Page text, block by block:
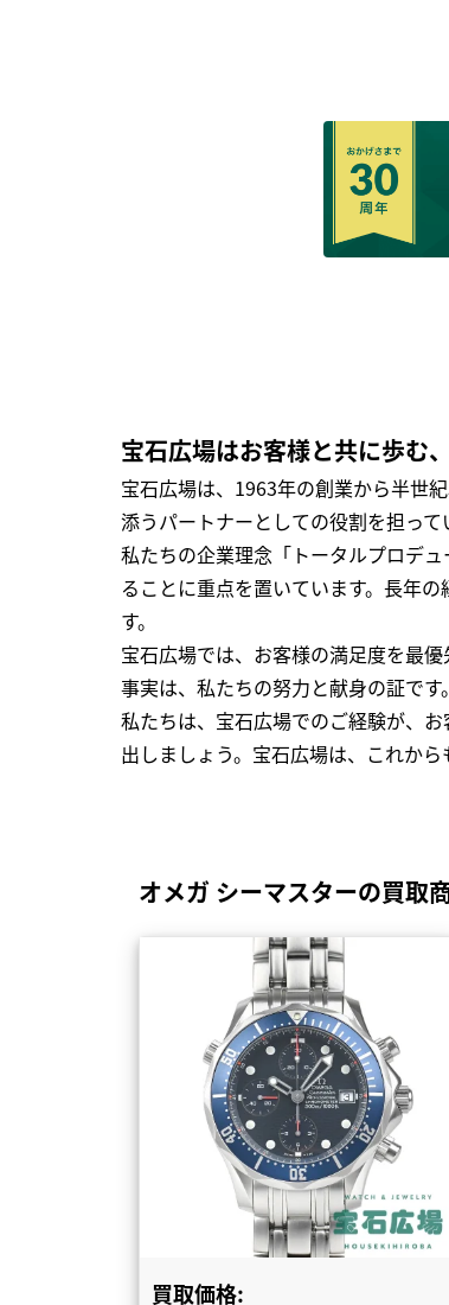
宝石広場はお客様と共に歩む
宝石広場は、1963年の創業から半世
添うパートナーとしての役割を担って
私たちの企業理念「トータルプロデ
ることに重点を置いています。長年
す。
宝石広場では、お客様の満足度を最
事実は、私たちの努力と献身の証で
私たちは、宝石広場でのご経験が、
出しましょう。宝石広場は、これから
オメガ シーマスターの買取
買取価格: